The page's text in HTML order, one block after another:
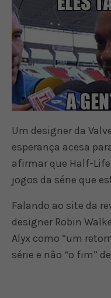
Um designer da
esperança acesa
afirmar que Half-
jogos da série que
Falando ao site da
designer Robin
Alyx como “um
série e não “o fim”